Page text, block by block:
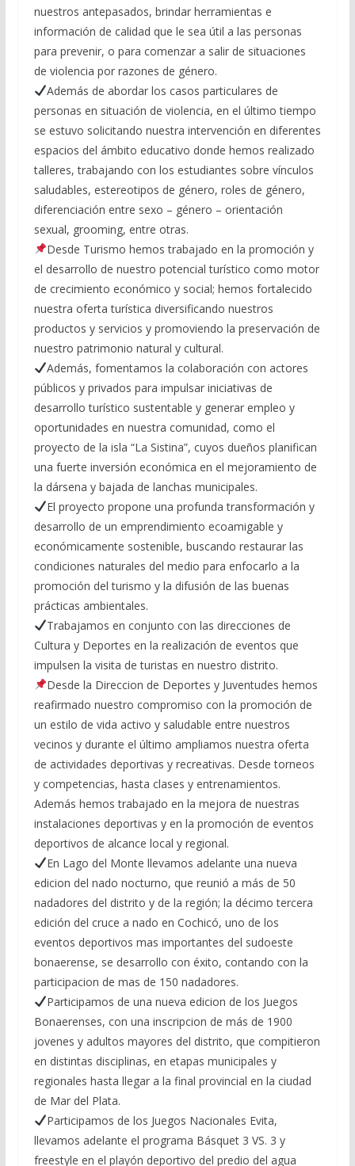
nuestros antepasados, brindar herramientas e
información de calidad que le sea útil a las personas
para prevenir, o para comenzar a salir de situaciones
de violencia por razones de género.
Además de abordar los casos particulares de
personas en situación de violencia, en el último tiempo
se estuvo solicitando nuestra intervención en diferentes
espacios del ámbito educativo donde hemos realizado
talleres, trabajando con los estudiantes sobre vínculos
saludables, estereotipos de género, roles de género,
diferenciación entre sexo – género – orientación
sexual, grooming, entre otras.
Desde Turismo hemos trabajado en la promoción y
el desarrollo de nuestro potencial turístico como motor
de crecimiento económico y social; hemos fortalecido
nuestra oferta turística diversificando nuestros
productos y servicios y promoviendo la preservación de
nuestro patrimonio natural y cultural.
Además, fomentamos la colaboración con actores
públicos y privados para impulsar iniciativas de
desarrollo turístico sustentable y generar empleo y
oportunidades en nuestra comunidad, como el
proyecto de la isla “La Sistina”, cuyos dueños planifican
una fuerte inversión económica en el mejoramiento de
la dársena y bajada de lanchas municipales.
El proyecto propone una profunda transformación y
desarrollo de un emprendimiento ecoamigable y
económicamente sostenible, buscando restaurar las
condiciones naturales del medio para enfocarlo a la
promoción del turismo y la difusión de las buenas
prácticas ambientales.
Trabajamos en conjunto con las direcciones de
Cultura y Deportes en la realización de eventos que
impulsen la visita de turistas en nuestro distrito.
Desde la Direccion de Deportes y Juventudes hemos
reafirmado nuestro compromiso con la promoción de
un estilo de vida activo y saludable entre nuestros
vecinos y durante el último ampliamos nuestra oferta
de actividades deportivas y recreativas. Desde torneos
y competencias, hasta clases y entrenamientos.
Además hemos trabajado en la mejora de nuestras
instalaciones deportivas y en la promoción de eventos
deportivos de alcance local y regional.
En Lago del Monte llevamos adelante una nueva
edicion del nado nocturno, que reunió a más de 50
nadadores del distrito y de la región; la décimo tercera
edición del cruce a nado en Cochicó, uno de los
eventos deportivos mas importantes del sudoeste
bonaerense, se desarrollo con éxito, contando con la
participacion de mas de 150 nadadores.
Participamos de una nueva edicion de los Juegos
Bonaerenses, con una inscripcion de más de 1900
jovenes y adultos mayores del distrito, que compitieron
en distintas disciplinas, en etapas municipales y
regionales hasta llegar a la final provincial en la ciudad
de Mar del Plata.
Participamos de los Juegos Nacionales Evita,
llevamos adelante el programa Básquet 3 VS. 3 y
freestyle en el playón deportivo del predio del agua